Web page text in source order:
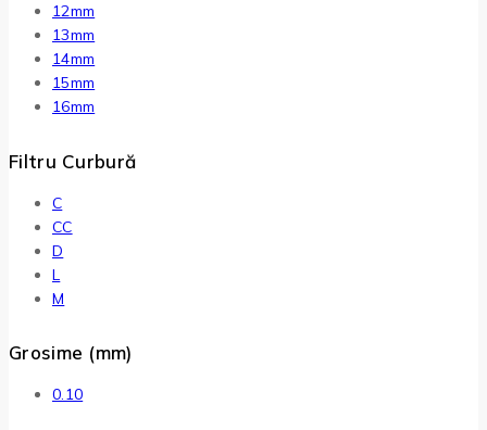
12mm
13mm
14mm
15mm
16mm
Filtru Curbură
C
CC
D
L
M
Grosime (mm)
0.10